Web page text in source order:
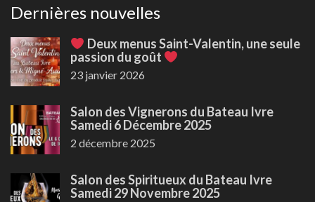
Dernières nouvelles
Deux menus Saint-Valentin, une seule
passion du goût
23 janvier 2026
Salon des Vignerons du Bateau Ivre
Samedi 6 Décembre 2025
2 décembre 2025
Salon des Spiritueux du Bateau Ivre
Samedi 29 Novembre 2025